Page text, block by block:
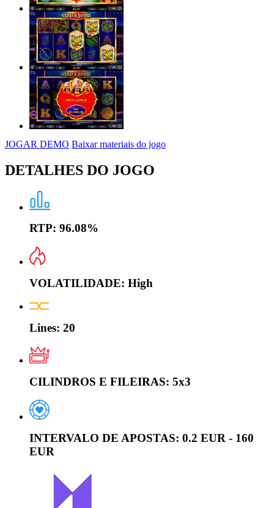
JOGAR DEMO Baixar materiais do jogo
DETALHES DO JOGO
RTP: 96.08%
VOLATILIDADE: High
Lines: 20
CILINDROS E FILEIRAS: 5x3
INTERVALO DE APOSTAS: 0.2 EUR - 160
EUR